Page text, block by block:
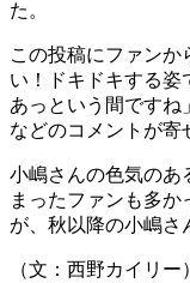
た。
この投稿にファンか
い！ドキドキする姿
あっという間ですね
などのコメントが寄
小嶋さんの色気のあ
まったファンも多
が、秋以降の小嶋さ
（文：西野カイリー）